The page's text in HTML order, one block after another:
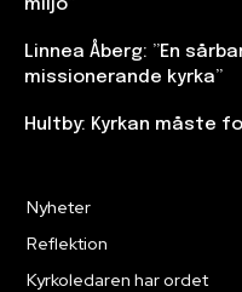
miljö”
Linnea Åberg: ”En
missionerande kyrka”
Hultby: Kyrkan måste
Nyheter
Reflektion
Kyrkoledaren har ordet